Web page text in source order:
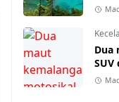
Dua
SUV